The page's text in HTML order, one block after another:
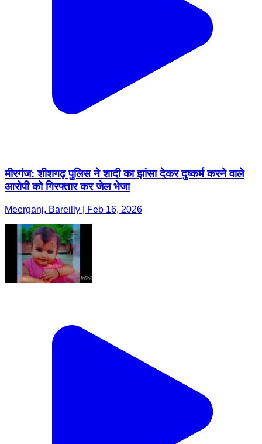
मीरगंज: शीशगढ़ पुलिस ने शादी का झांसा देकर दुष्कर्म करने वाले
आरोपी को गिरफ्तार कर जेल भेजा
Meerganj, Bareilly | Feb 16, 2026